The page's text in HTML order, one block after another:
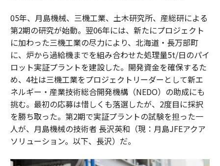
05年、月島機械、三機工業、土木研究所、産総研による
第2期の研究が始動。翌06年には、新たにプロジェクト
に加わった三機工業の尽力により、北海道・長万部町
に、炉から過給機までを組み合わせた処理量5t/日のパイ
ロット実証プラントを建設した。開発資金を確保するた
め、4社は三機工業をプロジェクトリーダーとして新エ
ネルギー・産業技術総合開発機構（NEDO）の助成にも
挑む。最初の応募は惜しくも落選したが、2度目に採択
を勝ち取った。第2期で実証プラントの試験を担った一
人が、月島機械の技術者 長沢英和（現：月島JFEアクア
ソリューション。以下、長沢）だ。